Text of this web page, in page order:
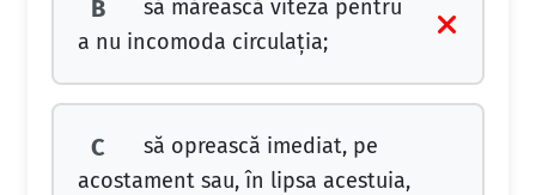
B
să mărească viteza pentru
a nu incomoda circulaţia;
C
să oprească imediat, pe
acostament sau, în lipsa acestuia,